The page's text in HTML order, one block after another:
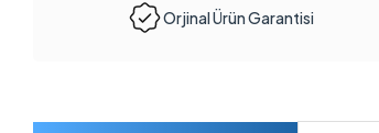
Orjinal Ürün Garantisi